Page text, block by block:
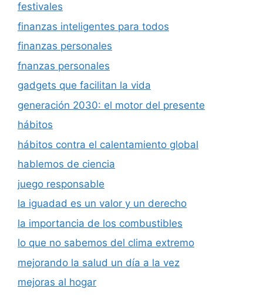
festivales
finanzas inteligentes para todos
finanzas personales
fnanzas personales
gadgets que facilitan la vida
generación 2030: el motor del presente
hábitos
hábitos contra el calentamiento global
hablemos de ciencia
juego responsable
la iguadad es un valor y un derecho
la importancia de los combustibles
lo que no sabemos del clima extremo
mejorando la salud un día a la vez
mejoras al hogar